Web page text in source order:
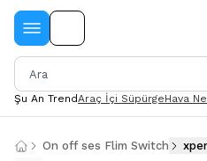
Şu An TrendAraç İçi SüpürgeHava
On off ses Flim Switch